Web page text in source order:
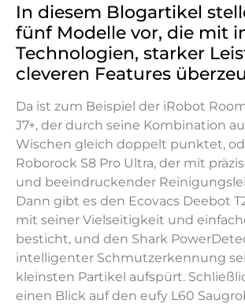
In diesem Blogartikel
fünf Modelle vor, die mit
Technologien, starker
cleveren Features
Da ist zum Beispiel der iRobot
J7+, der durch seine Kombination
Wischen gleich doppelt punktet,
Roborock S8 Pro Ultra, der mit
und beeindruckender
Dann gibt es den Ecovacs Deebot
mit seiner Vielseitigkeit und
besticht, und den Shark
intelligenter Schmutzerkennung
kleinsten Partikel aufspürt.
einen Blick auf den eufy L60